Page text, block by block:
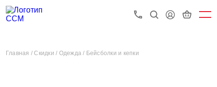
Главная /Скидки / Одежда / Бейсболки и кепки